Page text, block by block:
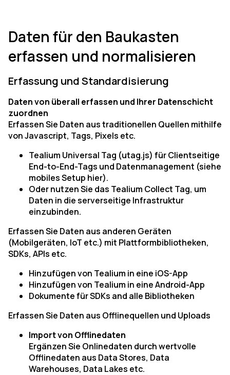
Daten für den Baukasten
erfassen und normalisieren
Erfassung und Standardisierung
Daten von überall erfassen und Ihrer Datenschicht
zuordnen
Erfassen Sie Daten aus traditionellen Quellen mithilfe
von Javascript, Tags, Pixels etc.
Tealium Universal Tag (utag.js) für Clientseitige
End-to-End-Tags und Datenmanagement (siehe
mobiles Setup hier).
Oder nutzen Sie das Tealium Collect Tag, um
Daten in die serverseitige Infrastruktur
einzubinden.
Erfassen Sie Daten aus anderen Geräten
(Mobilgeräten, IoT etc.) mit Plattformbibliotheken,
SDKs, APIs etc.
Hinzufügen von Tealium in eine iOS-App
Hinzufügen von Tealium in eine Android-App
Dokumente für SDKs and alle Bibliotheken
Erfassen Sie Daten aus Offlinequellen und Uploads
Import von Offlinedaten
Ergänzen Sie Onlinedaten durch wertvolle
Offlinedaten aus Data Stores, Data
Warehouses, Data Lakes etc.